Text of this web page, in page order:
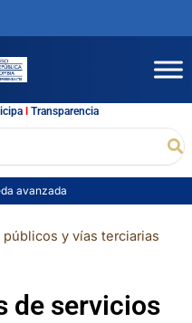
l Transparencia
avanzada
y vías terciarias
de servicios